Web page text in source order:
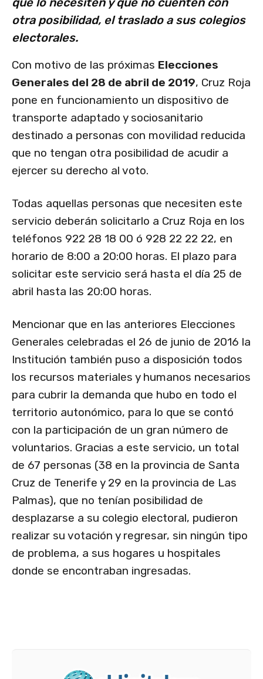
otra posibilidad, el traslado a sus colegios
electorales.
Con motivo de las próximas Elecciones
Generales del 28 de abril de 2019, Cruz Roja
pone en funcionamiento un dispositivo de
transporte adaptado y sociosanitario
destinado a personas con movilidad reducida
que no tengan otra posibilidad de acudir a
ejercer su derecho al voto.
Todas aquellas personas que necesiten este
servicio deberán solicitarlo a Cruz Roja en los
teléfonos 922 28 18 00 ó 928 22 22 22, en
horario de 8:00 a 20:00 horas. El plazo para
solicitar este servicio será hasta el día 25 de
abril hasta las 20:00 horas.
Mencionar que en las anteriores Elecciones
Generales celebradas el 26 de junio de 2016 la
Institución también puso a disposición todos
los recursos materiales y humanos necesarios
para cubrir la demanda que hubo en todo el
territorio autonómico, para lo que se contó
con la participación de un gran número de
voluntarios. Gracias a este servicio, un total
de 67 personas (38 en la provincia de Santa
Cruz de Tenerife y 29 en la provincia de Las
Palmas), que no tenían posibilidad de
desplazarse a su colegio electoral, pudieron
realizar su votación y regresar, sin ningún tipo
de problema, a sus hogares u hospitales
donde se encontraban ingresadas.